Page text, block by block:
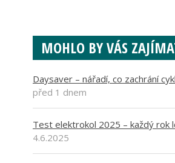
MOHLO BY VÁS
Daysaver – nářadí, co zachrání
před 1 dnem
Test elektrokol 2025 – každý rok
4.6.2025